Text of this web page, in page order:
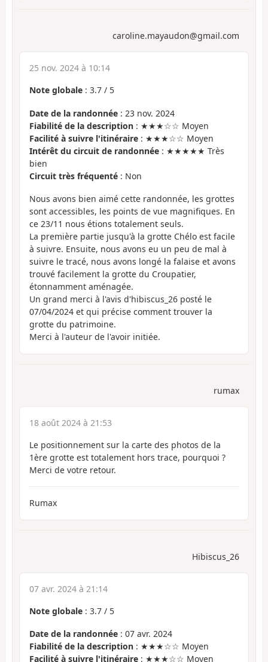
caroline.mayaudon@gmail.com
25 nov. 2024 à 10:14
Note globale : 3.7 / 5
Date de la randonnée : 23 nov. 2024
Fiabilité de la description : ★★★☆☆ Moyen
Facilité à suivre l'itinéraire : ★★★☆☆ Moyen
Intérêt du circuit de randonnée : ★★★★★ Très
bien
Circuit très fréquenté : Non
Nous avons bien aimé cette randonnée, les grottes
sont accessibles, les points de vue magnifiques. En
ce 23/11 nous étions totalement seuls.
La première partie jusqu'à la grotte Chélo est facile
à suivre. Ensuite, nous avons eu un peu de mal à
suivre le tracé, nous avons longé la falaise et avons
trouvé facilement la grotte du Croupatier,
étonnamment aménagée.
Un grand merci à l'avis d'hibiscus_26 posté le
07/04/2024 et qui précise comment trouver la
grotte du patrimoine.
Merci à l'auteur de l'avoir initiée.
rumax
18 août 2024 à 21:53
Le positionnement sur la carte des photos de la
1ère grotte est totalement hors trace, pourquoi ?
Merci de votre retour.
Rumax
Hibiscus_26
07 avr. 2024 à 21:14
Note globale : 3.7 / 5
Date de la randonnée : 07 avr. 2024
Fiabilité de la description : ★★★☆☆ Moyen
Facilité à suivre l'itinéraire : ★★★☆☆ Moyen